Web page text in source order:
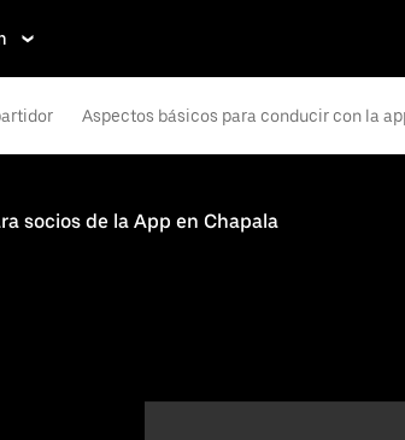
Aspectos básicos para conducir con la
socios de la App en Chapala